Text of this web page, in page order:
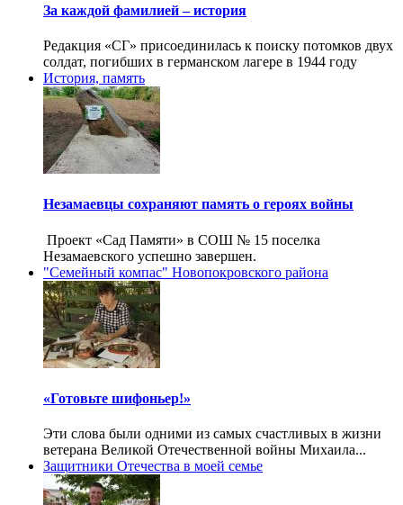
За каждой фамилией – история
Редакция «СГ» присоединилась к поиску потомков двух
солдат, погибших в германском лагере в 1944 году
История, память
Незамаевцы сохраняют память о героях войны
Проект «Сад Памяти» в СОШ № 15 поселка
Незамаевского успешно завершен.
"Семейный компас" Новопокровского района
«Готовьте шифоньер!»
Эти слова были одними из самых счастливых в жизни
ветерана Великой Отечественной войны Михаила...
Защитники Отечества в моей семье